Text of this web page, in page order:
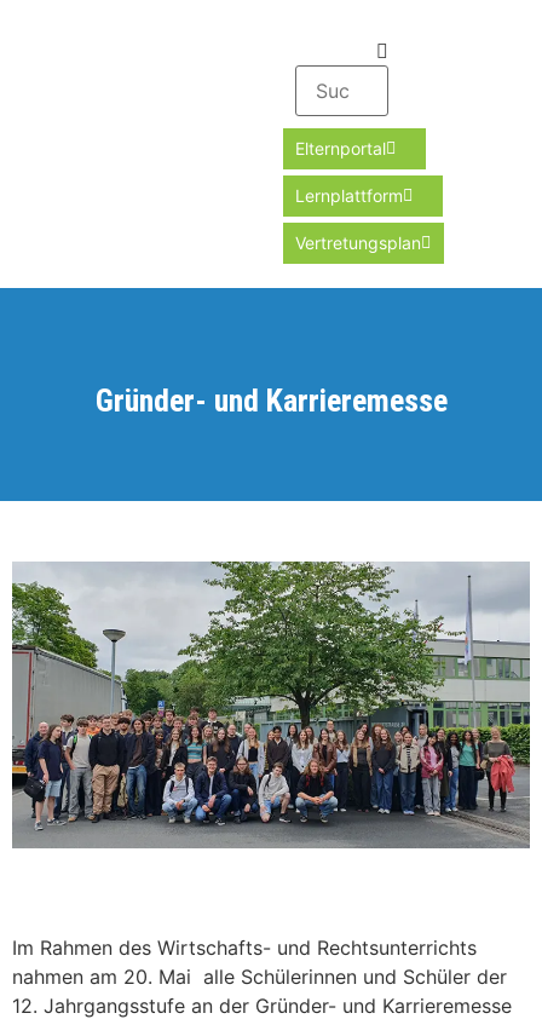
Elternportal
Lernplattform
Vertretungsplan
Gründer- und Karrieremesse
Im Rahmen des Wirtschafts- und Rechtsunterrichts
nahmen am 20. Mai alle Schülerinnen und Schüler der
12. Jahrgangsstufe an der Gründer- und Karrieremesse